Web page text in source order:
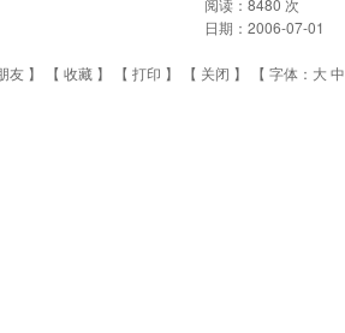
阅读： 8480 次
日期： 2006-07-01
友 】 【 收藏 】 【 打印 】 【 关闭 】 【 字体： 大中